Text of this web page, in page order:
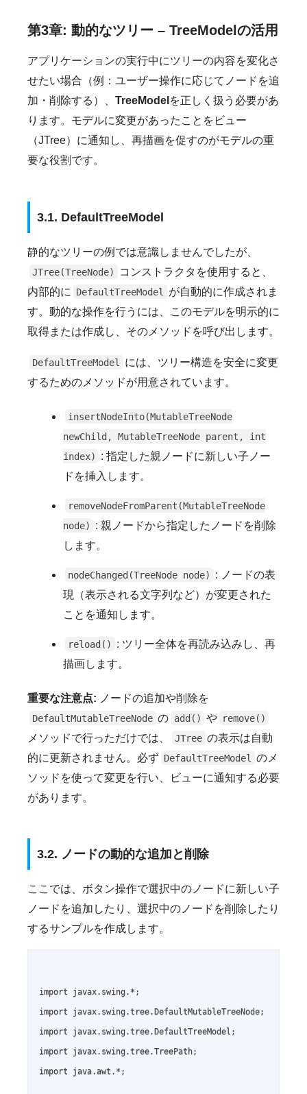
第3章: 動的なツリー – TreeModelの活用
アプリケーションの実行中にツリーの内容を変化さ
せたい場合（例：ユーザー操作に応じてノードを追
加・削除する）、 TreeModel を正しく扱う必要があ
ります。モデルに変更があったことをビュー
（JTree）に通知し、再描画を促すのがモデルの重
要な役割です。
3.1. DefaultTreeModel
静的なツリーの例では意識しませんでしたが、
JTree(TreeNode)
コンストラクタを使用すると、
内部的に
DefaultTreeModel
が自動的に作成されま
す。動的な操作を行うには、このモデルを明示的に
取得または作成し、そのメソッドを呼び出します。
DefaultTreeModel
には、ツリー構造を安全に変更
するためのメソッドが用意されています。
insertNodeInto(MutableTreeNode
newChild, MutableTreeNode parent, int
index)
: 指定した親ノードに新しい子ノー
ドを挿入します。
removeNodeFromParent(MutableTreeNode
node)
: 親ノードから指定したノードを削除
します。
nodeChanged(TreeNode node)
: ノードの表
現（表示される文字列など）が変更された
ことを通知します。
reload()
: ツリー全体を再読み込みし、再
描画します。
重要な注意点: ノードの追加や削除を
DefaultMutableTreeNode の add() や remove()
メソッドで行っただけでは、 JTree の表示は自動
的に更新されません。必ず DefaultTreeModel
のメ
ソッドを使って変更を行い、ビューに通知する必要
があります。
3.2. ノードの動的な追加と削除
ここでは、ボタン操作で選択中のノードに新しい子
ノードを追加したり、選択中のノードを削除したり
するサンプルを作成します。
import javax.swing.*;
import javax.swing.tree.DefaultMutableTreeNode;
import javax.swing.tree.DefaultTreeModel;
import javax.swing.tree.TreePath;
import java.awt.*;